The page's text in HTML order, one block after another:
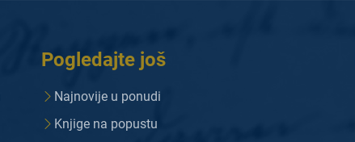
Pogledajte još
Najnovije u ponudi
Knjige na popustu